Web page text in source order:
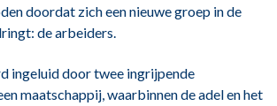
doordat zich een nieuwe groep in de
de arbeiders.
ingeluid door twee ingrijpende
maatschappij, waarbinnen de adel en het